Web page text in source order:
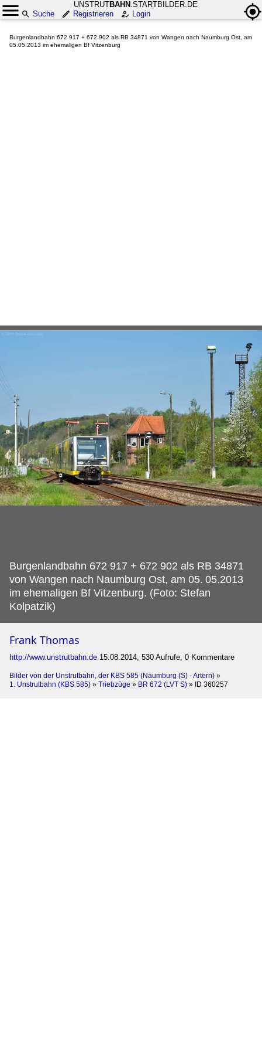
UNSTRUTBAHN .STARTBILDER.DE
Suche
Registrieren Login
Burgenlandbahn 672 917 + 672 902 als RB 34871 von Wangen nach Naumburg Ost, am
05.05.2013 im ehemaligen Bf Vitzenburg
Burgenlandbahn 672 917 + 672 902 als RB 34871
von Wangen nach Naumburg Ost, am 05. 05.2013
im ehemaligen Bf Vitzenburg. (Foto: Stefan
Kolpatzik)
Frank Thomas
http://www.unstrutbahn.de 15.08.2014, 530 Aufrufe, 0 Kommentare
Bilder von der Unstrutbahn, der KBS 585 (Naumburg (S) - Artern) »
1. Unstrutbahn (KBS 585) » Triebzüge » BR 672 (LVT S) » ID 360257